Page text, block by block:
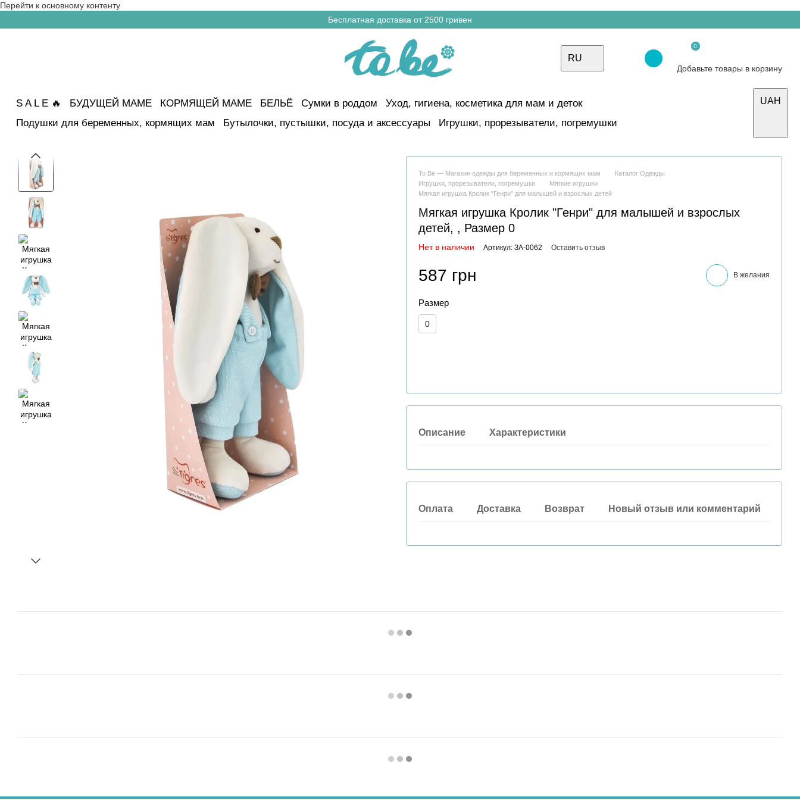
Перейти к основному контенту
Бесплатная доставка от 2500 гривен
RU
0
Добавьте товары в корзину
S A L E 🔥 БУДУЩЕЙ МАМЕ КОРМЯЩЕЙ МАМЕ БЕЛЬЁ Сумки в роддом
Уход, гигиена, косметика для мам и деток
Подушки для беременных, кормящих мам
Бутылочки, пустышки, посуда и аксессуары Игрушки, прорезыватели, погремушки
UAH
To Be — Магазин одежды для беременных и кормящих мам
Каталог Одежды
Игрушки, прорезыватели, погремушки
Мягкие игрушки
Мягкая игрушка Кролик "Генри" для малышей и взрослых детей
Мягкая игрушка Кролик "Генри" для малышей и взрослых
детей, , Размер 0
Нет в наличии Артикул: ЗА-0062 Оставить отзыв
587 грн В желания
Размер
0
Описание Характеристики
Оплата Доставка Возврат Новый отзыв или комментарий